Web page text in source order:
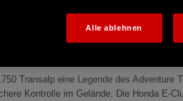
Transalp eine Legende des Adventure
Kontrolle im Gelände. Die Honda E-
Alle ablehnen